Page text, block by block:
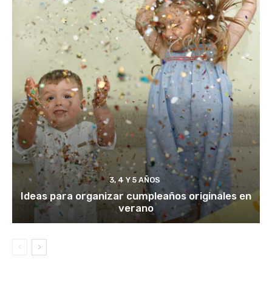
3, 4 Y 5 AÑOS
Ideas para organizar cumpleaños originales en
verano